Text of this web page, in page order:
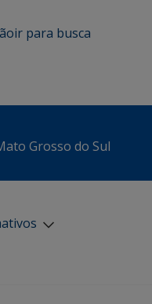
ir para busca
Grosso do Sul